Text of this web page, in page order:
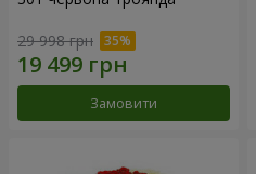
29 998 грн
Замовити